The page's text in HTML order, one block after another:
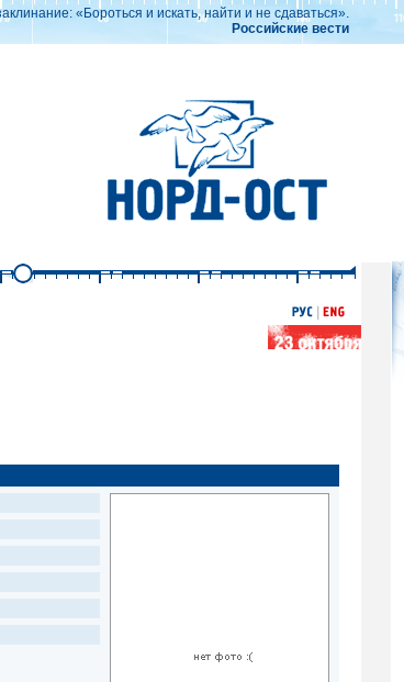
«Бороться и искать, найти и не сдаваться».
Российские вести